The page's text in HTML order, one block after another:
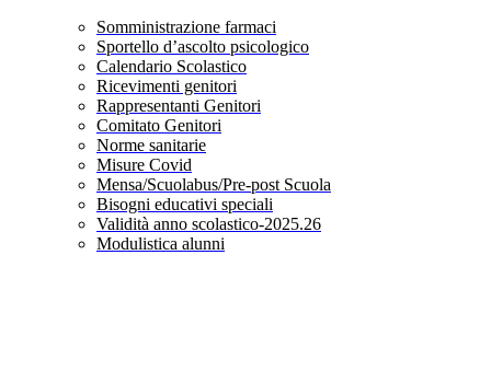
Somministrazione farmaci
Sportello d’ascolto psicologico
Calendario Scolastico
Ricevimenti genitori
Rappresentanti Genitori
Comitato Genitori
Norme sanitarie
Misure Covid
Mensa/Scuolabus/Pre-post Scuola
Bisogni educativi speciali
Validità anno scolastico-2025.26
Modulistica alunni